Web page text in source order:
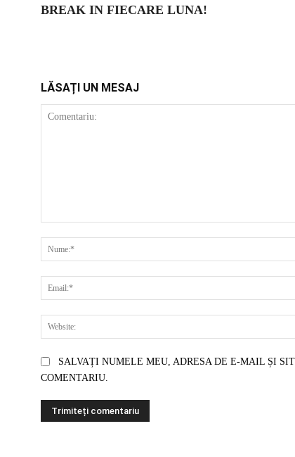
BREAK IN FIECARE LUNA!
LĂSAȚI UN MESAJ
SALVAȚI NUMELE MEU, ADRESA DE E-MAIL ȘI
COMENTARIU.